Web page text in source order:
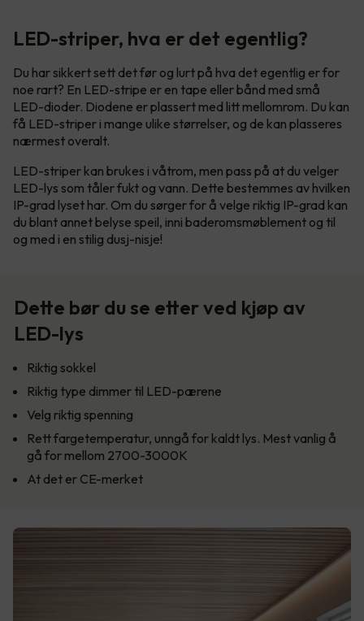
LED-striper, hva er det egentlig?
Du har sikkert sett det før og lurt på hva det egentlig er for
noe rart? En LED-stripe er en tape eller bånd med små
LED-dioder. Diodene er plassert med litt mellomrom. Du kan
få LED-striper i mange ulike størrelser, og de kan plasseres
nærmest overalt.
LED-striper kan brukes i våtrom, men pass på at du velger
LED-lys som tåler fukt og vann. Dette bestemmes av hvilken
IP-grad lyset har. Om du sørger for å velge riktig IP-grad kan
du blant annet belyse speil, inni baderomsmøblement og til
og med i en stilig dusj-nisje!
Dette bør du se etter ved kjøp av
LED-lys
Riktig sokkel
Riktig type dimmer til LED-pærene
Velg riktig spenning
Rett fargetemperatur, unngå for kaldt lys. Mest vanlig å
gå for mellom 2700-3000K
At det er CE-merket